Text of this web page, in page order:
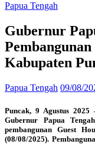
Papua Tengah
Gubernur
Kabupaten
Papua Tengah 09/08/
Puncak, 9 Agustus
Gubernur Papua
pembangunan Guest
(08/08/2025).